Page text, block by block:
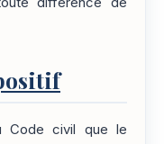
Code civil que le